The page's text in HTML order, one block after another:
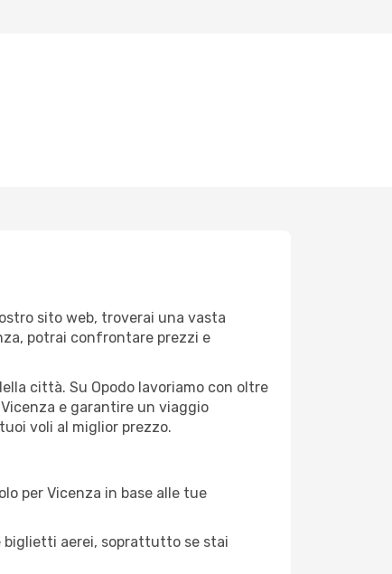
sito web, troverai una vasta
potrai confrontare prezzi e
città. Su Opodo lavoriamo con oltre
e garantire un viaggio
voli al miglior prezzo.
per Vicenza in base alle tue
biglietti aerei, soprattutto se stai